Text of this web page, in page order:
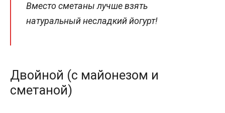
Вместо сметаны лучше взять
натуральный несладкий йогурт!
Двойной (с майонезом и
сметаной)